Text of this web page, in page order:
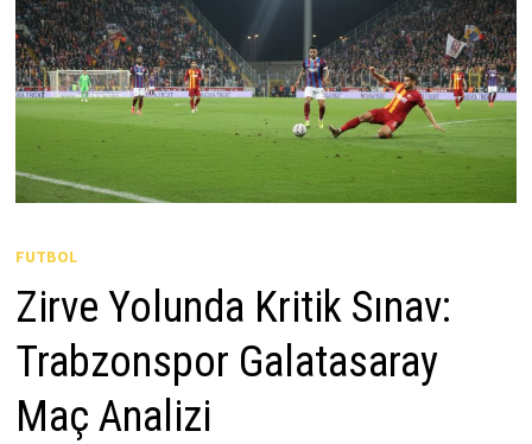
FUTBOL
Zirve Yolunda Kritik Sınav:
Trabzonspor Galatasaray
Maç Analizi